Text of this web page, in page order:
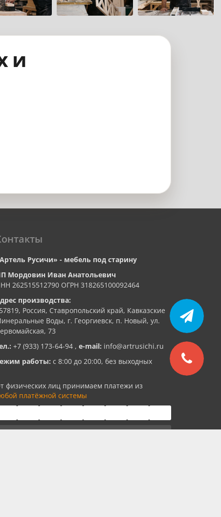
и
Русичи» - мебель под старину
Мордовин Иван Анатольевич
262515512790 ОГРН 318265100092464
производства:
Россия, Ставропольский край, Кавказские
Воды, г. Георгиевск, п. Новый, ул.
73
+7 (933) 173-64-94 , e-mail: info@artrusichi.ru
работы: с 8:00 до 20:00, без выходных
физических лиц принимаем платежи из
платёжной системы